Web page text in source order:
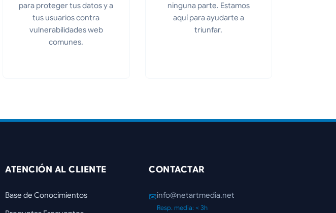
para proteger tus datos y a
tus usuarios contra
vulnerabilidades web
comunes.
ninguna parte. Estamos
aquí para ayudarte a
triunfar.
ATENCIÓN AL CLIENTE
Base de Conocimientos
CONTACTAR
✉info@netartmedia.net
Resp. media: < 3h